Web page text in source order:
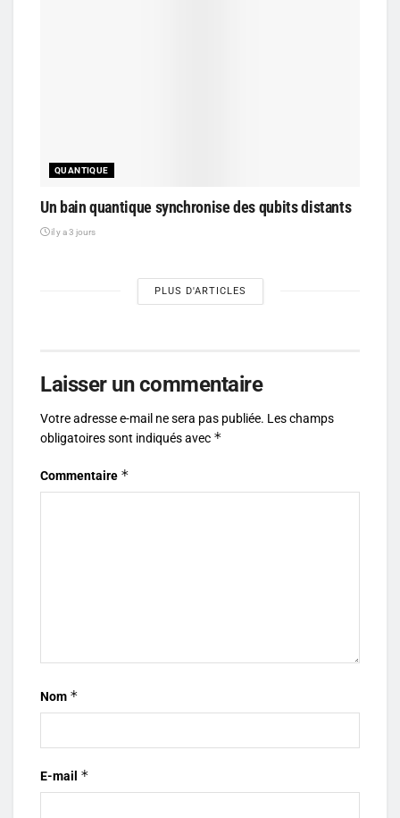
QUANTIQUE
Un bain quantique synchronise des qubits distants
il y a 3 jours
PLUS D'ARTICLES
Laisser un commentaire
Votre adresse e-mail ne sera pas publiée. Les champs
obligatoires sont indiqués avec *
Commentaire *
Nom *
E-mail *